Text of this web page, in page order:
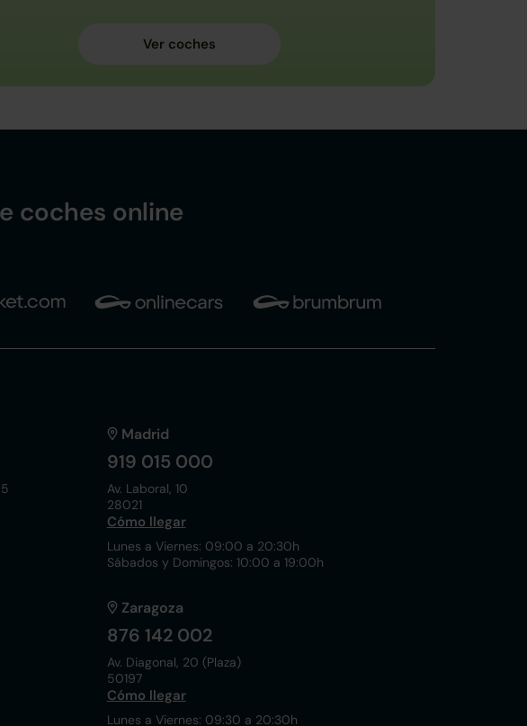
coches online
Madrid
919 015 000
Av. Laboral, 10
28021
Cómo llegar
Lunes a Viernes: 09:00 a 20:30h
Sábados y Domingos: 10:00 a 19:00h
Zaragoza
876 142 002
Av. Diagonal, 20 (Plaza)
50197
Cómo llegar
Lunes a Viernes: 09:30 a 20:30h